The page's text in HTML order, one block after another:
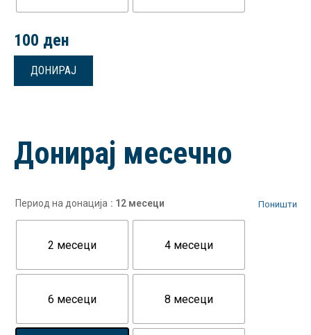
100 ден
ДОНИРАЈ
Донирај месечно
Период на донација : 12 месеци
2 месеци 4 месеци
6 месеци 8 месеци
Поништи